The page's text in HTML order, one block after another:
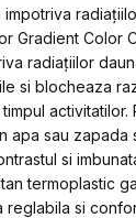
Gradient Color
radiaţiilor
si blocheaza
apa sau zapada
si
termoplastic
reglabila si